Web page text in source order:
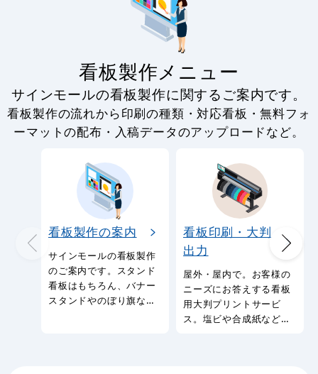
看板製作メニュー
サインモールの看板製作に関するご案内です。
看板製作の流れから印刷の種類・対応看板・無料フォ
ーマットの配布・入稿データのアップロードなど。
看板製作の案内
サインモールの看板製作
のご案内です。スタンド
看板はもちろん、バナー
スタンドやのぼり旗など
看板印刷・大判
出力
屋外・屋内で。お客様の
ニーズにお答えする看板
用大判プリントサービ
ス。塩ビや合成紙など看